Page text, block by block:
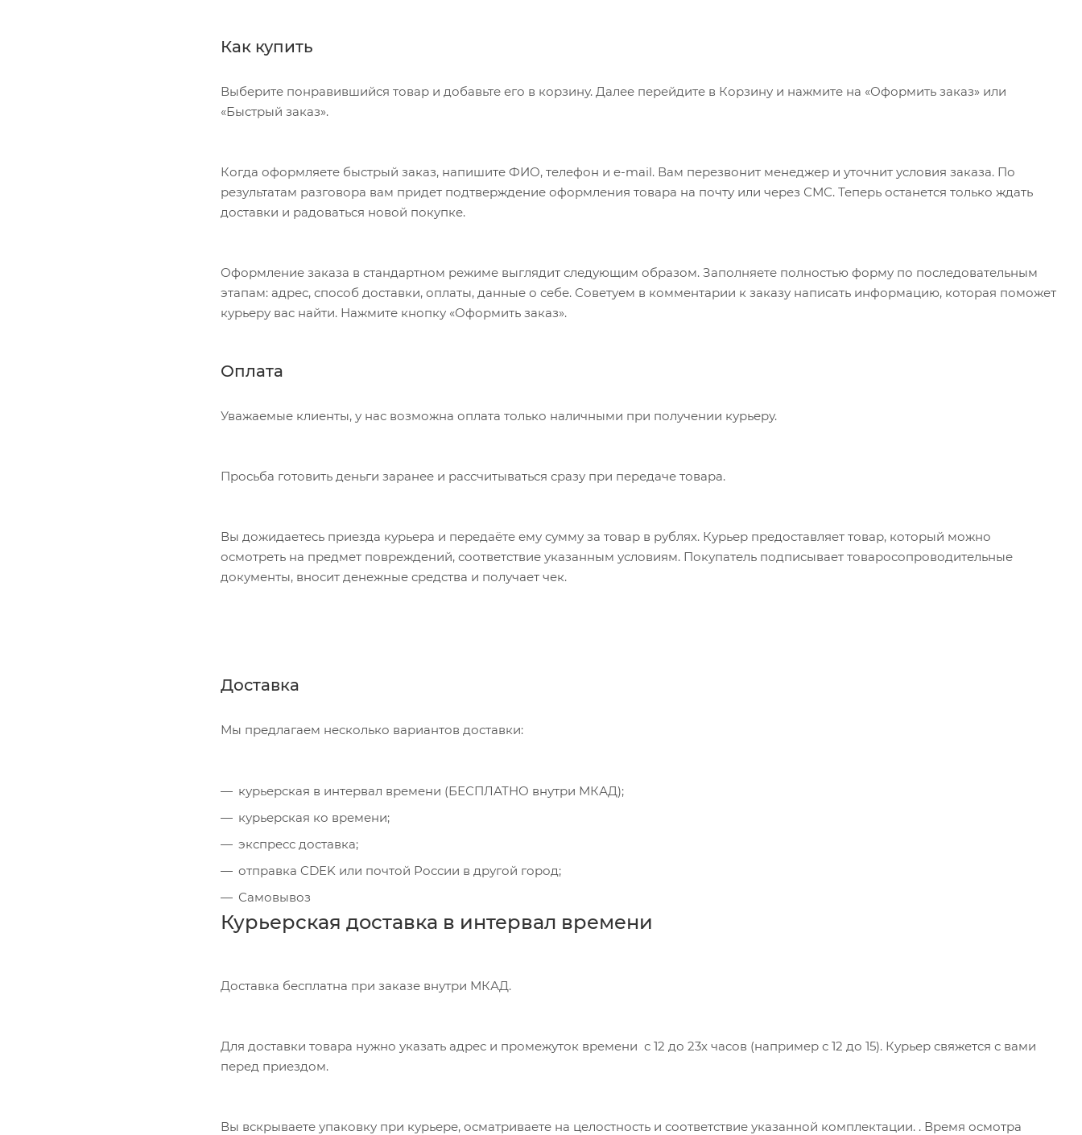
Как купить
Выберите понравившийся товар и добавьте его в корзину. Далее перейдите в Корзину и нажмите на «Оформить заказ» или
«Быстрый заказ».
Когда оформляете быстрый заказ, напишите ФИО, телефон и e-mail. Вам перезвонит менеджер и уточнит условия заказа. По
результатам разговора вам придет подтверждение оформления товара на почту или через СМС. Теперь останется только ждать
доставки и радоваться новой покупке.
Оформление заказа в стандартном режиме выглядит следующим образом. Заполняете полностью форму по последовательным
этапам: адрес, способ доставки, оплаты, данные о себе. Советуем в комментарии к заказу написать информацию, которая поможет
курьеру вас найти. Нажмите кнопку «Оформить заказ».
Оплата
Уважаемые клиенты, у нас возможна оплата только наличными при получении курьеру.
Просьба готовить деньги заранее и рассчитываться сразу при передаче товара.
Вы дожидаетесь приезда курьера и передаёте ему сумму за товар в рублях. Курьер предоставляет товар, который можно
осмотреть на предмет повреждений, соответствие указанным условиям. Покупатель подписывает товаросопроводительные
документы, вносит денежные средства и получает чек.
Доставка
Мы предлагаем несколько вариантов доставки:
курьерская в интервал времени (БЕСПЛАТНО внутри МКАД);
курьерская ко времени;
экспресс доставка;
отправка CDEK или почтой России в другой город;
Самовывоз
Курьерская доставка в интервал времени
Доставка бесплатна при заказе внутри МКАД.
Для доставки товара нужно указать адрес и промежуток времени с 12 до 23х часов (например с 12 до 15). Курьер свяжется с вами
перед приездом.
Вы вскрываете упаковку при курьере, осматриваете на целостность и соответствие указанной комплектации. . Время осмотра